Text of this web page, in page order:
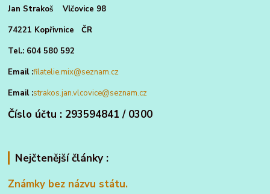
Jan Strakoš Vlčovice 98
74221 Kopřivnice ČR
Tel.: 604 580 592
Email :filatelie.mix@seznam.cz
Email :strakos.jan.vlcovice@seznam.cz
Číslo účtu : 293594841 / 0300
Nejčtenější články :
Známky bez názvu státu.